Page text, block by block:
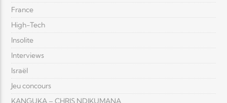
France
High-Tech
Insolite
Interviews
Israël
Jeu concours
KANGUKA – CHRIS NDIKUMANA